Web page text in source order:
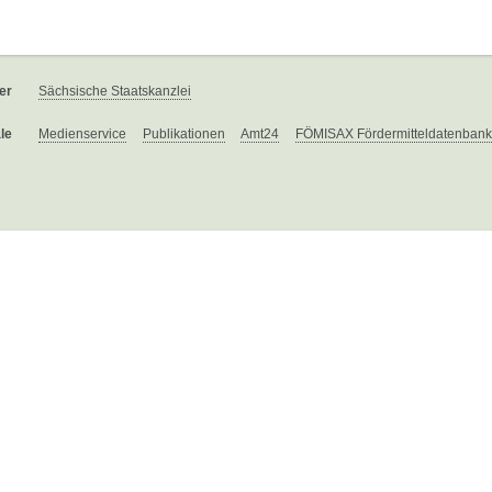
Sächsische Staatskanzlei
Medienservice Publikationen Amt24 FÖMISAX Fördermitteldatenbank